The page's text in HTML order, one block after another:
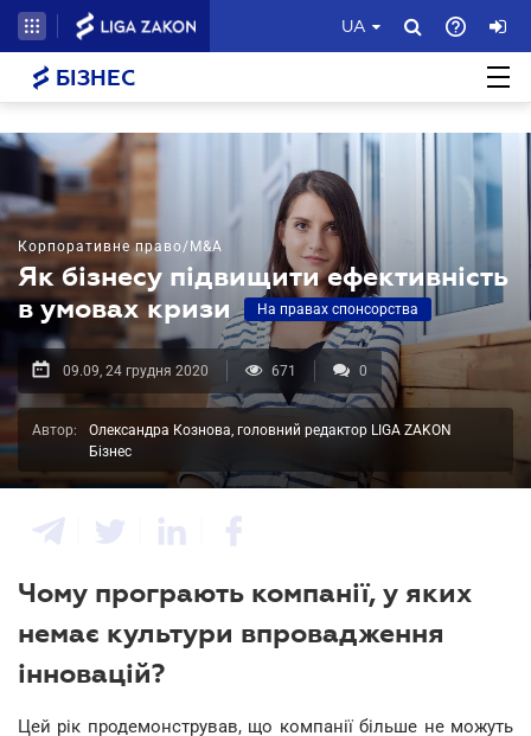
UA
БІЗНЕС
Корпоративне право/M&A
Як бізнесу підвищити ефективність
в умовах кризи
На правах спонсорства
09.09, 24 грудня 2020 671 0
Автор:
Олександра Кознова, головний редактор LIGA ZAKON
Бізнес
Чому програють компанії, у яких
немає культури впровадження
інновацій?
Цей рік продемонстрував, що компанії більше не можуть